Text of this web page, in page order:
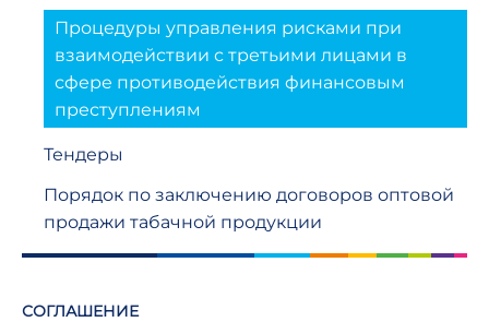
Процедуры управления рисками при
взаимодействии с третьими лицами в
сфере противодействия финансовым
преступлениям
Тендеры
Порядок по заключению договоров оптовой
продажи табачной продукции
СОГЛАШЕНИЕ